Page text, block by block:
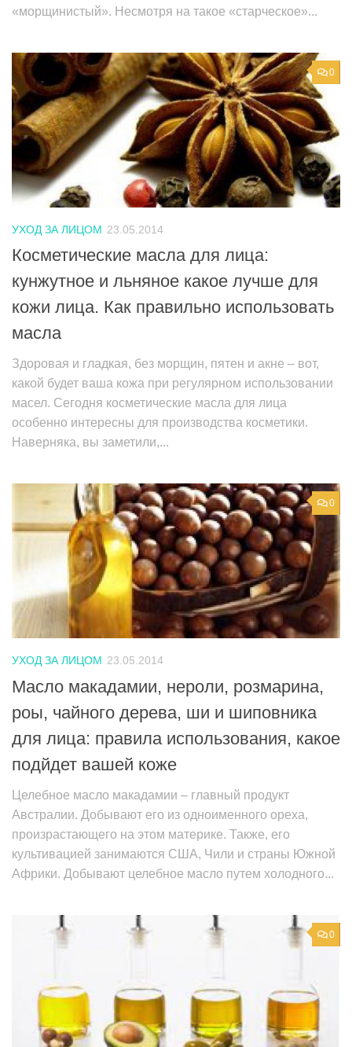
«морщинистый». Несмотря на такое «старческое»...
0
УХОД ЗА ЛИЦОМ 23.05.2014
Косметические масла для лица:
кунжутное и льняное какое лучше для
кожи лица. Как правильно использовать
масла
Здоровая и гладкая, без морщин, пятен и акне – вот,
какой будет ваша кожа при регулярном использовании
масел. Сегодня косметические масла для лица
особенно интересны для производства косметики.
Наверняка, вы заметили,...
0
УХОД ЗА ЛИЦОМ 23.05.2014
Масло макадамии, нероли, розмарина,
роы, чайного дерева, ши и шиповника
для лица: правила использования, какое
подйдет вашей коже
Целебное масло макадамии – главный продукт
Австралии. Добывают его из одноименного ореха,
произрастающего на этом материке. Также, его
культивацией занимаются США, Чили и страны Южной
Африки. Добывают целебное масло путем холодного...
0